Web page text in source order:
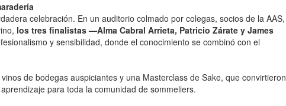
celebración. En un auditorio colmado por colegas, socios de la AAS,
los tres finalistas —Alma Cabral Arrieta, Patricio Zárate y James
y sensibilidad, donde el conocimiento se combinó con el
de bodegas auspiciantes y una Masterclass de Sake, que convirtieron
para toda la comunidad de sommeliers.